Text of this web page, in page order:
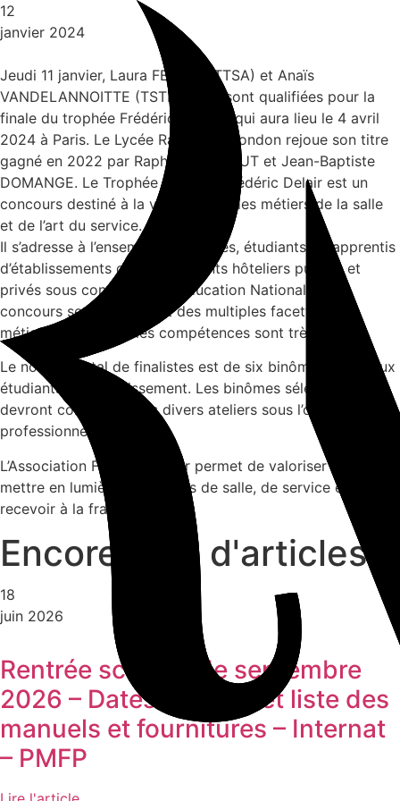
Aller
au
12
janvier 2024
Jeudi 11 janvier, Laura FELTEN (TTSA) et Anaïs
VANDELANNOITTE (TSTHR2) se sont qualifiées pour la
finale du trophée Frédéric DELAIR qui aura lieu le 4 avril
2024 à Paris. Le Lycée Raymond Mondon rejoue son titre
gagné en 2022 par Raphaël MICHAUT et Jean-Baptiste
DOMANGE. Le Trophée National Frédéric Delair est un
concours destiné à la valorisation des métiers de la salle
et de l’art du service.
Il s’adresse à l’ensemble des élèves, étudiants ou apprentis
d’établissements d’enseignements hôteliers publics et
privés sous contrat avec l’Éducation Nationale. Ce
concours se veut le reflet des multiples facettes des
métiers de salle, où les compétences sont très larges.
Le nombre total de finalistes est de six binômes, soit deux
étudiants par établissement. Les binômes sélectionnés
devront concourir dans divers ateliers sous l’œil expert de
professionnels reconnus.
L’Association Frédéric Delair permet de valoriser et de
mettre en lumière les métiers de salle, de service et l’art de
recevoir à la française.
Encore plus d'articles
18
juin 2026
Rentrée scolaire de septembre
2026 – Dates – Tenue et liste des
manuels et fournitures – Internat
– PMFP